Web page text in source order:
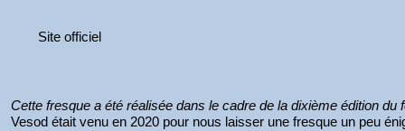
Site officiel
Cette fresque a été réalisée dans le cadre de la dixième édition
Vesod était venu en 2020 pour nous laisser une fresque un peu